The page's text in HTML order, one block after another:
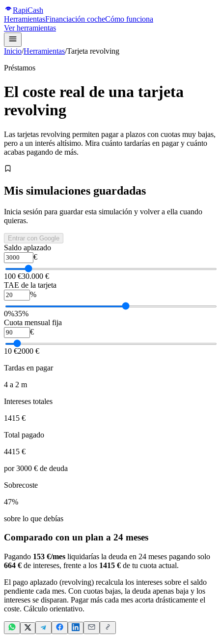
RapiCash
HerramientasFinanciación cocheCómo funciona
Ver herramientas
Inicio/Herramientas/Tarjeta revolving
Préstamos
El coste real de una tarjeta
revolving
Las tarjetas revolving permiten pagar a plazos con cuotas muy bajas,
pero a un interés altísimo. Mira cuánto tardarías en pagar y cuánto
acabas pagando de más.
Mis simulaciones guardadas
Inicia sesión para guardar esta simulación y volver a ella cuando
quieras.
Entrar con Google
Saldo aplazado
€
100 €30.000 €
TAE de la tarjeta
%
0%35%
Cuota mensual fija
€
10 €2000 €
Tardas en pagar
4 a 2 m
Intereses totales
1415 €
Total pagado
4415 €
por 3000 € de deuda
Sobrecoste
47%
sobre lo que debías
Comparado con un plan a 24 meses
Pagando 153 €/mes liquidarías la deuda en 24 meses pagando solo
664 € de intereses, frente a los 1415 € de tu cuota actual.
El pago aplazado (revolving) recalcula los intereses sobre el saldo
pendiente cada mes. Con cuotas bajas, la deuda apenas baja y los
intereses se disparan. Pagar más cada mes acorta drásticamente el
coste. Cálculo orientativo.